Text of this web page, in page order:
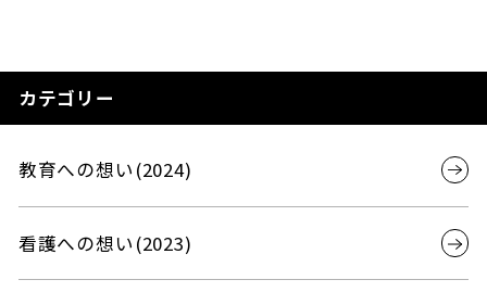
カテゴリー
教育への想い(2024)
看護への想い(2023)